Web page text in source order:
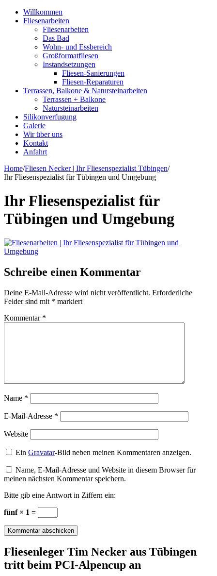
Willkommen
Fliesenarbeiten
Fliesenarbeiten
Das Bad
Wohn- und Essbereich
Großformatfliesen
Instandsetzungen
Fliesen-Sanierungen
Fliesen-Reparaturen
Terrassen, Balkone & Natursteinarbeiten
Terrassen + Balkone
Natursteinarbeiten
Silikonverfugung
Galerie
Wir über uns
Kontakt
Anfahrt
Home/Fliesen Necker | Ihr Fliesenspezialist Tübingen/
Ihr Fliesenspezialist für Tübingen und Umgebung
Ihr Fliesenspezialist für
Tübingen und Umgebung
Schreibe einen Kommentar
Deine E-Mail-Adresse wird nicht veröffentlicht. Erforderliche
Felder sind mit * markiert
Kommentar *
Name *
E-Mail-Adresse *
Website
EinGravatar-Bild neben meinen Kommentaren anzeigen.
Name, E-Mail-Adresse und Website in diesem Browser für
meinen nächsten Kommentar speichern.
Bitte gib eine Antwort in Ziffern ein:
fünf × 1 =
Flie­sen­le­ger Tim Ne­cker aus Tü­bin­gen
tritt beim PCI-Al­pen­cup an